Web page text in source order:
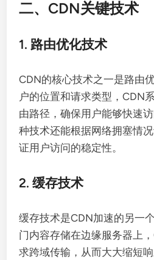
二、CDN关键技术
1. 路由优化技术
CDN的核心技术之一是路由
户的位置和请求类型，CDN
由路径，确保用户能够快速
种技术还能根据网络拥塞情
证用户访问的稳定性。
2. 缓存技术
缓存技术是CDN加速的另一
门内容存储在边缘服务器上
求跨域传输，从而大大缩短